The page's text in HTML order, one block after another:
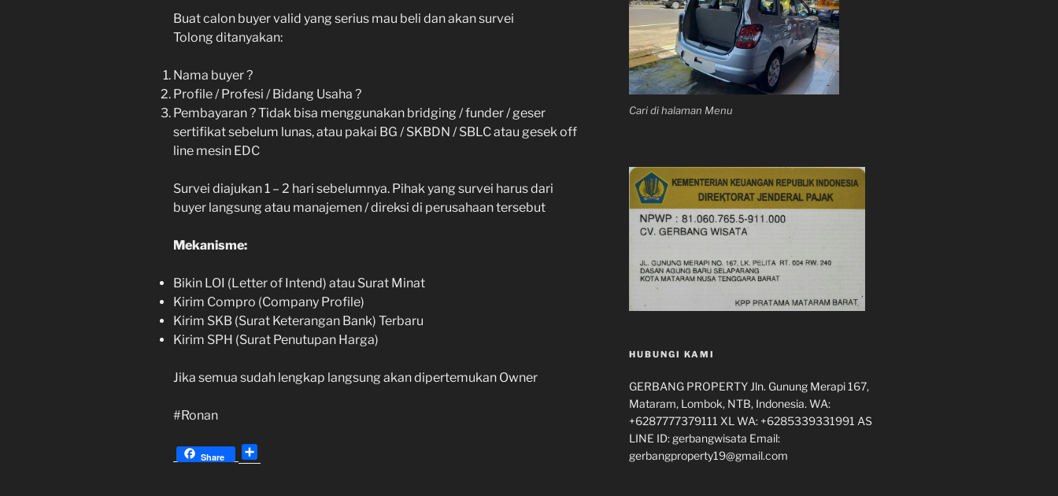
Buat calon buyer valid yang serius mau beli dan akan survei
Tolong ditanyakan:
Nama buyer ?
Profile / Profesi / Bidang Usaha ?
Pembayaran ? Tidak bisa menggunakan bridging / funder / geser
sertifikat sebelum lunas, atau pakai BG / SKBDN / SBLC atau gesek off
line mesin EDC
Survei diajukan 1 – 2 hari sebelumnya. Pihak yang survei harus dari
buyer langsung atau manajemen / direksi di perusahaan tersebut
Mekanisme:
Bikin LOI (Letter of Intend) atau Surat Minat
Kirim Compro (Company Profile)
Kirim SKB (Surat Keterangan Bank) Terbaru
Kirim SPH (Surat Penutupan Harga)
Jika semua sudah lengkap langsung akan dipertemukan Owner
#Ronan
Share
h
Cari di halaman Menu
HUBUNGI KAMI
GERBANG PROPERTY Jln. Gunung Merapi 167,
Mataram, Lombok, NTB, Indonesia. WA:
+6287777379111 XL WA: +6285339331991 AS
LINE ID: gerbangwisata Email:
gerbangproperty19@gmail.com